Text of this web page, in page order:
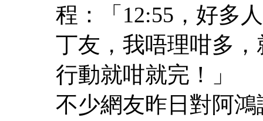
程：「12:55，好多
丁友，我唔理咁多
行動就咁就完！」
不少網友昨日對阿